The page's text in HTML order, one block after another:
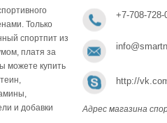
Только
спортпит из
платя за
можете купить
и добавки
+7-708-728-
http://
Адрес магазина